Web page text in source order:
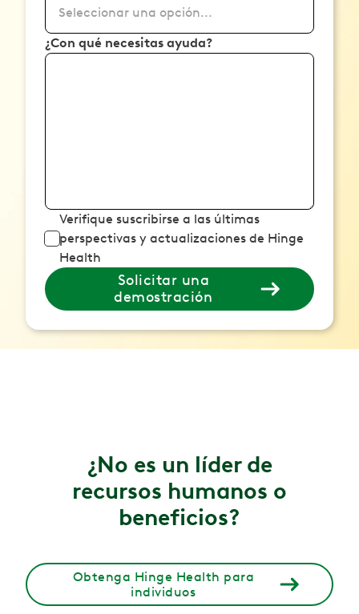
Seleccionar una opción...
¿Con qué necesitas ayuda?
Verifique suscribirse a las últimas
perspectivas y actualizaciones de Hinge
Health
Solicitar una
demostración
¿No es un líder de
recursos humanos o
beneficios?
Obtenga Hinge Health para
individuos